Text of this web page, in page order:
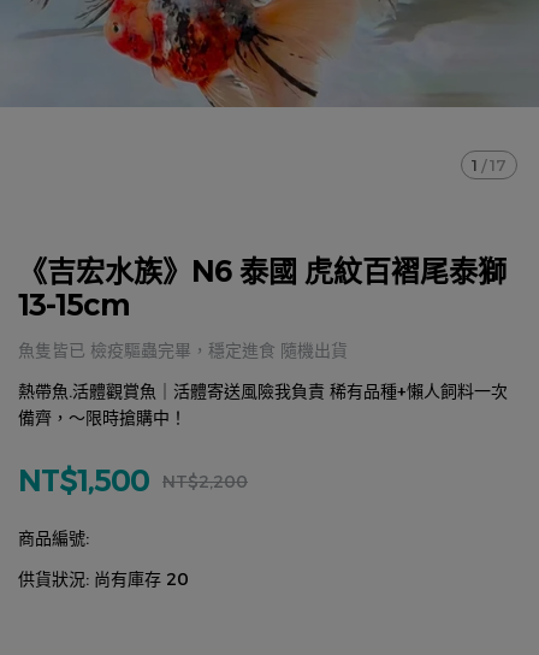
1 /17
《吉宏水族》N6 泰國 虎紋百褶尾泰獅
13-15cm
魚隻皆已 檢疫驅蟲完畢，穩定進食 隨機出貨
熱帶魚.活體觀賞魚｜活體寄送風險我負責 稀有品種+懶人飼料一次
備齊，～限時搶購中！
NT$1,500 NT$2,200
商品編號:
供貨狀況: 尚有庫存 20